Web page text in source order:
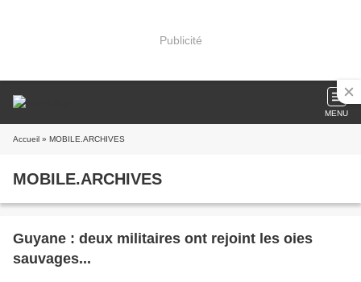
Publicité
MENU
Accueil » MOBILE.ARCHIVES
MOBILE.ARCHIVES
Guyane : deux militaires ont rejoint les oies
sauvages...